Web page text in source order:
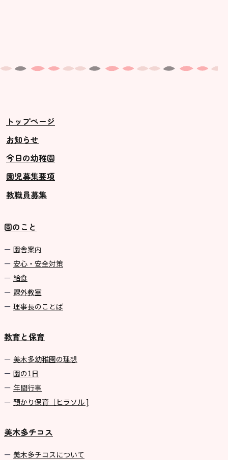
トップページ
お知らせ
今日の幼稚園
園児募集要項
教職員募集
園のこと
園舎案内
安心・安全対策
給食
課外教室
理事長のことば
教育と保育
美⽊多幼稚園の理想
園の1⽇
年間⾏事
預かり保育［ヒラソル ]
美木多チコス
美⽊多チコスについて
未就園児クラス
ス ]
2歳児ひとり登園［ゆず組 ]
グループ施設・
関係先リンク
学校法⼈諏訪森学園 諏訪森幼稚
園
⼤阪府私⽴幼稚園連盟
社会福祉法人野田福祉会